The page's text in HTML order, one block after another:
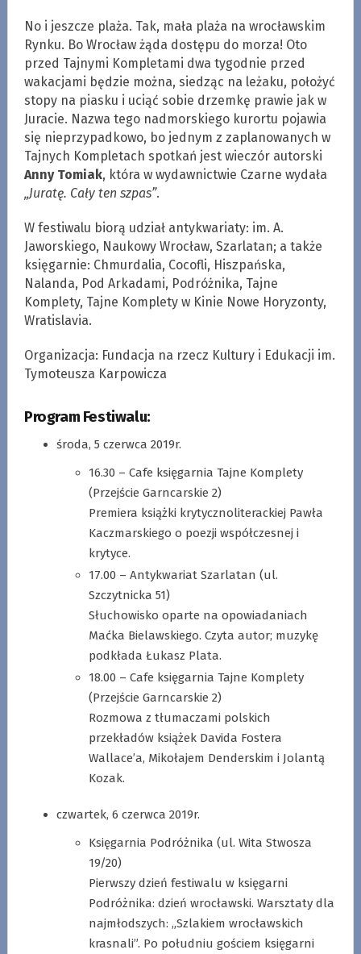
No i jeszcze plaża. Tak, mała plaża na wrocławskim
Rynku. Bo Wrocław żąda dostępu do morza! Oto
przed Tajnymi Kompletami dwa tygodnie przed
wakacjami będzie można, siedząc na leżaku, położyć
stopy na piasku i uciąć sobie drzemkę prawie jak w
Juracie. Nazwa tego nadmorskiego kurortu pojawia
się nieprzypadkowo, bo jednym z zaplanowanych w
Tajnych Kompletach spotkań jest wieczór autorski
Anny Tomiak, która w wydawnictwie Czarne wydała
„Juratę. Cały ten szpas”.
W festiwalu biorą udział antykwariaty: im. A.
Jaworskiego, Naukowy Wrocław, Szarlatan; a także
księgarnie: Chmurdalia, Cocofli, Hiszpańska,
Nalanda, Pod Arkadami, Podróżnika, Tajne
Komplety, Tajne Komplety w Kinie Nowe Horyzonty,
Wratislavia.
Organizacja: Fundacja na rzecz Kultury i Edukacji im.
Tymoteusza Karpowicza
Program Festiwalu:
środa, 5 czerwca 2019r.
16.30 – Cafe księgarnia Tajne Komplety
(Przejście Garncarskie 2)
Premiera książki krytycznoliterackiej Pawła
Kaczmarskiego o poezji współczesnej i
krytyce.
17.00 – Antykwariat Szarlatan (ul.
Szczytnicka 51)
Słuchowisko oparte na opowiadaniach
Maćka Bielawskiego. Czyta autor; muzykę
podkłada Łukasz Plata.
18.00 – Cafe księgarnia Tajne Komplety
(Przejście Garncarskie 2)
Rozmowa z tłumaczami polskich
przekładów książek Davida Fostera
Wallace’a, Mikołajem Denderskim i Jolantą
Kozak.
czwartek, 6 czerwca 2019r.
Księgarnia Podróżnika (ul. Wita Stwosza
19/20)
Pierwszy dzień festiwalu w księgarni
Podróżnika: dzień wrocławski. Warsztaty dla
najmłodszych: „Szlakiem wrocławskich
krasnali”. Po południu gościem księgarni